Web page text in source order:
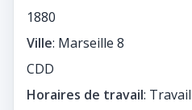
1880
Ville: Marseille 8
CDD
Horaires de travail: